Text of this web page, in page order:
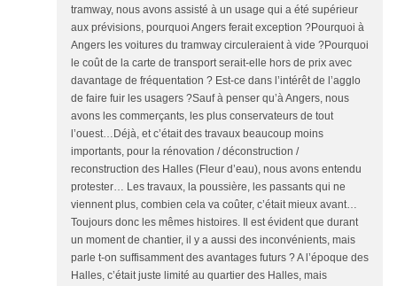
tramway, nous avons assisté à un usage qui a été supérieur
aux prévisions, pourquoi Angers ferait exception ?Pourquoi à
Angers les voitures du tramway circuleraient à vide ?Pourquoi
le coût de la carte de transport serait-elle hors de prix avec
davantage de fréquentation ? Est-ce dans l’intérêt de l’agglo
de faire fuir les usagers ?Sauf à penser qu’à Angers, nous
avons les commerçants, les plus conservateurs de tout
l’ouest…Déjà, et c’était des travaux beaucoup moins
importants, pour la rénovation / déconstruction /
reconstruction des Halles (Fleur d’eau), nous avons entendu
protester… Les travaux, la poussière, les passants qui ne
viennent plus, combien cela va coûter, c’était mieux avant…
Toujours donc les mêmes histoires. Il est évident que durant
un moment de chantier, il y a aussi des inconvénients, mais
parle t-on suffisamment des avantages futurs ? A l’époque des
Halles, c’était juste limité au quartier des Halles, mais